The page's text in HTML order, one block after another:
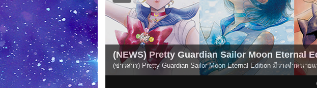
Eternal Edition: Complete E-Book Collection Out Now!
มีวางจำหน่ายแบบ E-Book ครบเซ็ตแล้วโดยวิบูลย์กิจ!
1 2 3 4